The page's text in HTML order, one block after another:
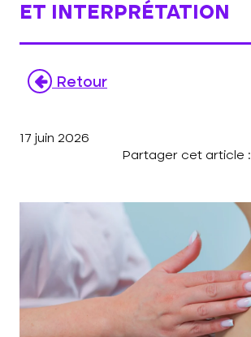
ET INTERPRÉTATION
Retour
17 juin 2026
Partager cet article :